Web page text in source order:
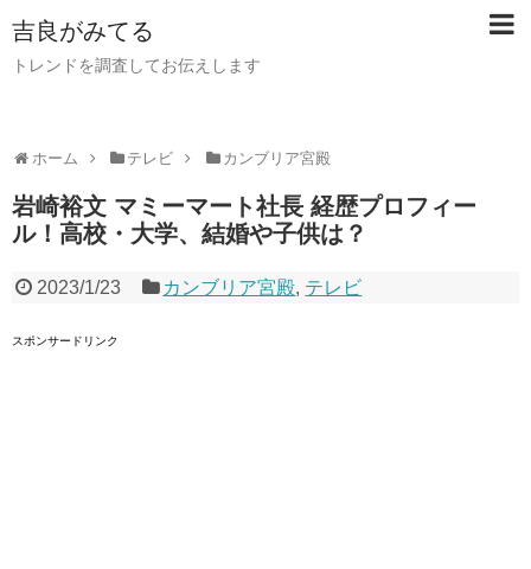
吉良がみてる
トレンドを調査してお伝えします
ホーム テレビ カンブリア宮殿
岩崎裕文 マミーマート社長 経歴プロフィー
ル！高校・大学、結婚や子供は？
2023/1/23 カンブリア宮殿, テレビ
スポンサードリンク